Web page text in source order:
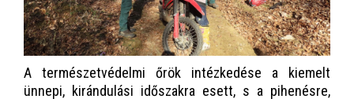
A természetvédelmi őrök intézkedése a kiemelt
ünnepi, kirándulási időszakra esett, s a pihenésre,